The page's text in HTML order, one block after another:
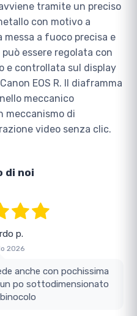
tramite un preciso
con motivo a
a fuoco precisa e
essere regolata con
e controllata sul display
EOS R. Il diaframma
meccanico
meccanismo di
video senza clic.
di noi
p.
2026
po sottodimensionato